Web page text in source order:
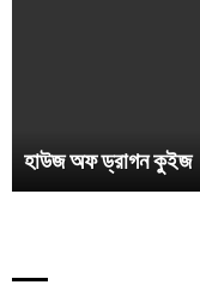
হাউজ অফ ড্রাগন কুইজ